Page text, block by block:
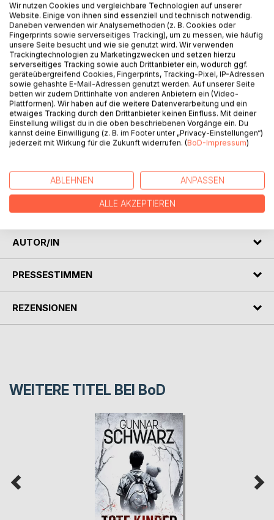
---
In Köln werden mehrere Frauen tot aufgefunden. Alle
wurden mit einem Gürtel erdrosselt - und alle hatten kurz
zuvor eine heimliche Affäre. Zufall scheint ausgeschlossen,
doch eine Verbindung zwischen den Opfern ist nicht
erkennbar.
Kommissarin Katharina Winkler und ihr Kollege Sebastian
Fischer stehen vor einem Rätsel. Die Frauen führen
unterschiedliche Leben, bewegen sich in verschiedenen
Kreisen und hinterlassen kaum verwertbare Spuren. Doch
Widersprüche, Lügen und verborgene Abgründe.
Während die Zahl der Toten steigt, wird klar: Sie jagen
einen Täter, der Vertrauen zur Waffe macht - und ihnen
immer einen Schritt voraus ist.
AUTOR/IN
PRESSESTIMMEN
REZENSIONEN
WEITERE TITEL BEI BoD
Wir nutzen Cookies und vergleichbare Technologien auf unserer
Website. Einige von ihnen sind essenziell und technisch notwendig.
Daneben verwenden wir Analysemethoden (z. B. Cookies oder
Fingerprints sowie serverseitiges Tracking), um zu messen, wie häufig
unsere Seite besucht und wie sie genutzt wird. Wir verwenden
Trackingtechnologien zu Marketingzwecken und setzen hierzu
serverseitiges Tracking sowie auch Drittanbieter ein, wodurch ggf.
geräteübergreifend Cookies, Fingerprints, Tracking-Pixel, IP-Adressen
sowie gehashte E-Mail-Adressen genutzt werden. Auf unserer Seite
betten wir zudem Drittinhalte von anderen Anbietern ein (Video-
Plattformen). Wir haben auf die weitere Datenverarbeitung und ein
etwaiges Tracking durch den Drittanbieter keinen Einfluss. Mit deiner
Einstellung willigst du in die oben beschriebenen Vorgänge ein. Du
kannst deine Einwilligung (z. B. im Footer unter „Privacy-Einstellungen“)
jederzeit mit Wirkung für die Zukunft widerrufen. (BoD-Impressum)
ABLEHNEN ANPASSEN
ALLE AKZEPTIEREN